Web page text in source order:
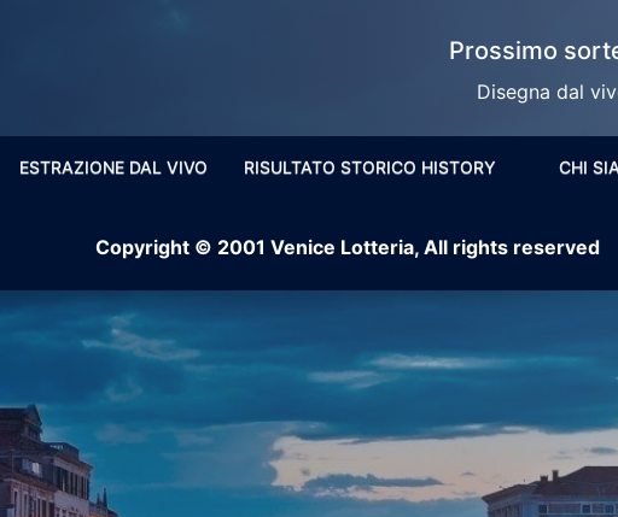
Prossimo
Disegna dal
ESTRAZIONE DAL VIVO RISULTATO STORICO HISTORY CHI
Copyright © 2001 Venice Lotteria, All rights reserved